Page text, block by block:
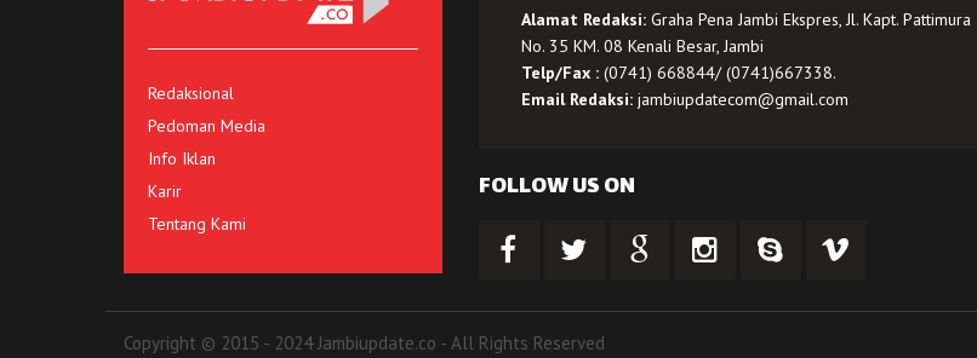
Redaksional
Pedoman Media
Info Iklan
Karir
Tentang Kami
Alamat Redaksi:Graha Pena Jambi Ekspres, Jl. Kapt. Pattimura
No. 35 KM. 08 Kenali Besar, Jambi
Telp/Fax :(0741) 668844/ (0741)667338.
Email Redaksi: jambiupdatecom@gmail.com
FOLLOW US ON
Copyright © 2015 - 2024 Jambiupdate.co - All Rights Reserved